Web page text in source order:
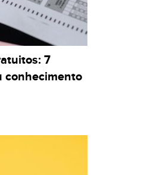
7
conhecimento